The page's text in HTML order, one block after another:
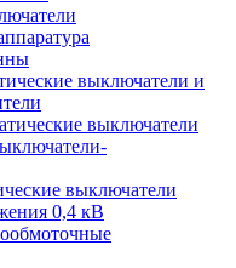
выключатели и
выключатели
выключатели
0,4 кВ